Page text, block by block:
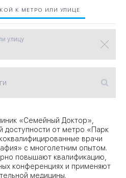
ЗАО
СЗАО 01
2
16
Пражская
Академика
Янгеля
К МЕТРО ИЛИ УЛИЦЕ
улицу
«Семейный Доктор»,
доступности от метро «Парк
врачи
с многолетним опытом.
повышают квалификацию,
конференциях и применяют
медицины.